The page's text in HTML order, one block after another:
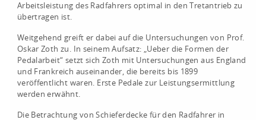
Arbeitsleistung des Radfahrers optimal in den Tretantrieb zu
übertragen ist.
Weitgehend greift er dabei auf die Untersuchungen von Prof.
Oskar Zoth zu. In seinem Aufsatz: „Ueber die Formen der
Pedalarbeit“ setzt sich Zoth mit Untersuchungen aus England
und Frankreich auseinander, die bereits bis 1899
veröffentlicht waren. Erste Pedale zur Leistungsermittlung
werden erwähnt.
Die Betrachtung von Schieferdecke für den Radfahrer in